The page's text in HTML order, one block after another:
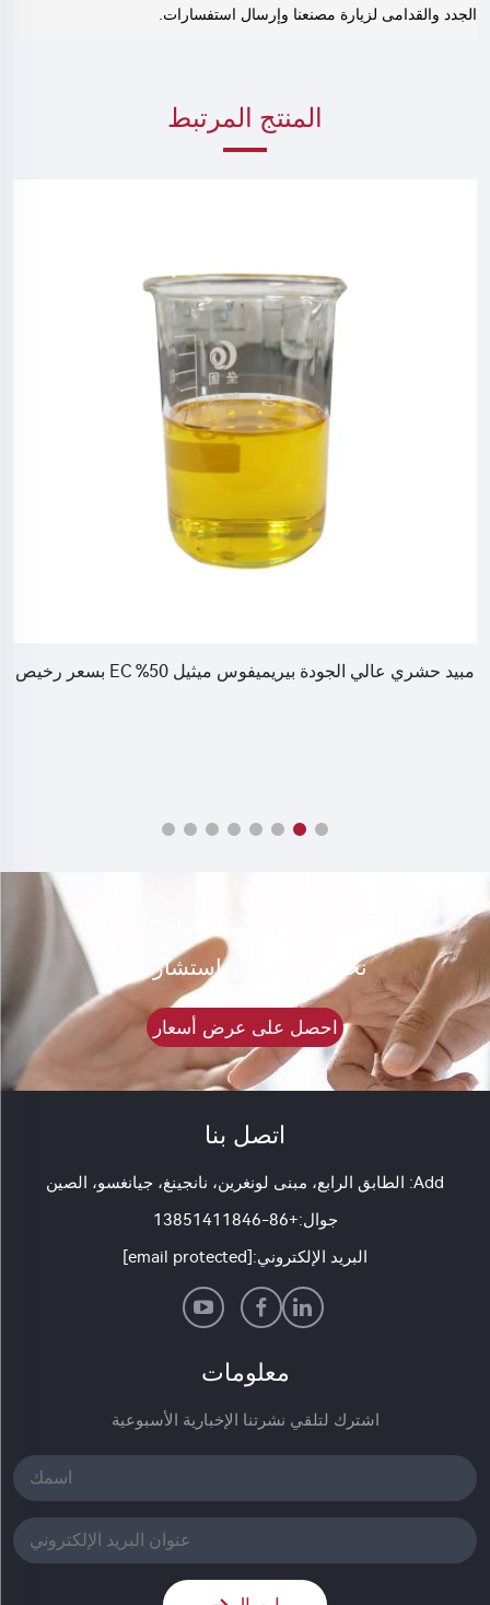
الجدد والقدامى لزيارة مصنعنا وإرسال استفسارات.
المنتج المرتبط
مبيد حشري عالي الجودة بيريميفوس ميثيل 50% EC بسعر رخيص
نحن دائمًا ننتظر استشارتك.
احصل على عرض أسعار
اتصل بنا
Add: الطابق الرابع، مبنى لونغرين، نانجينغ، جيانغسو، الصين
جوال:+86-13851411846
البريد الإلكتروني:[email protected]
معلومات
اشترك لتلقي نشرتنا الإخبارية الأسبوعية